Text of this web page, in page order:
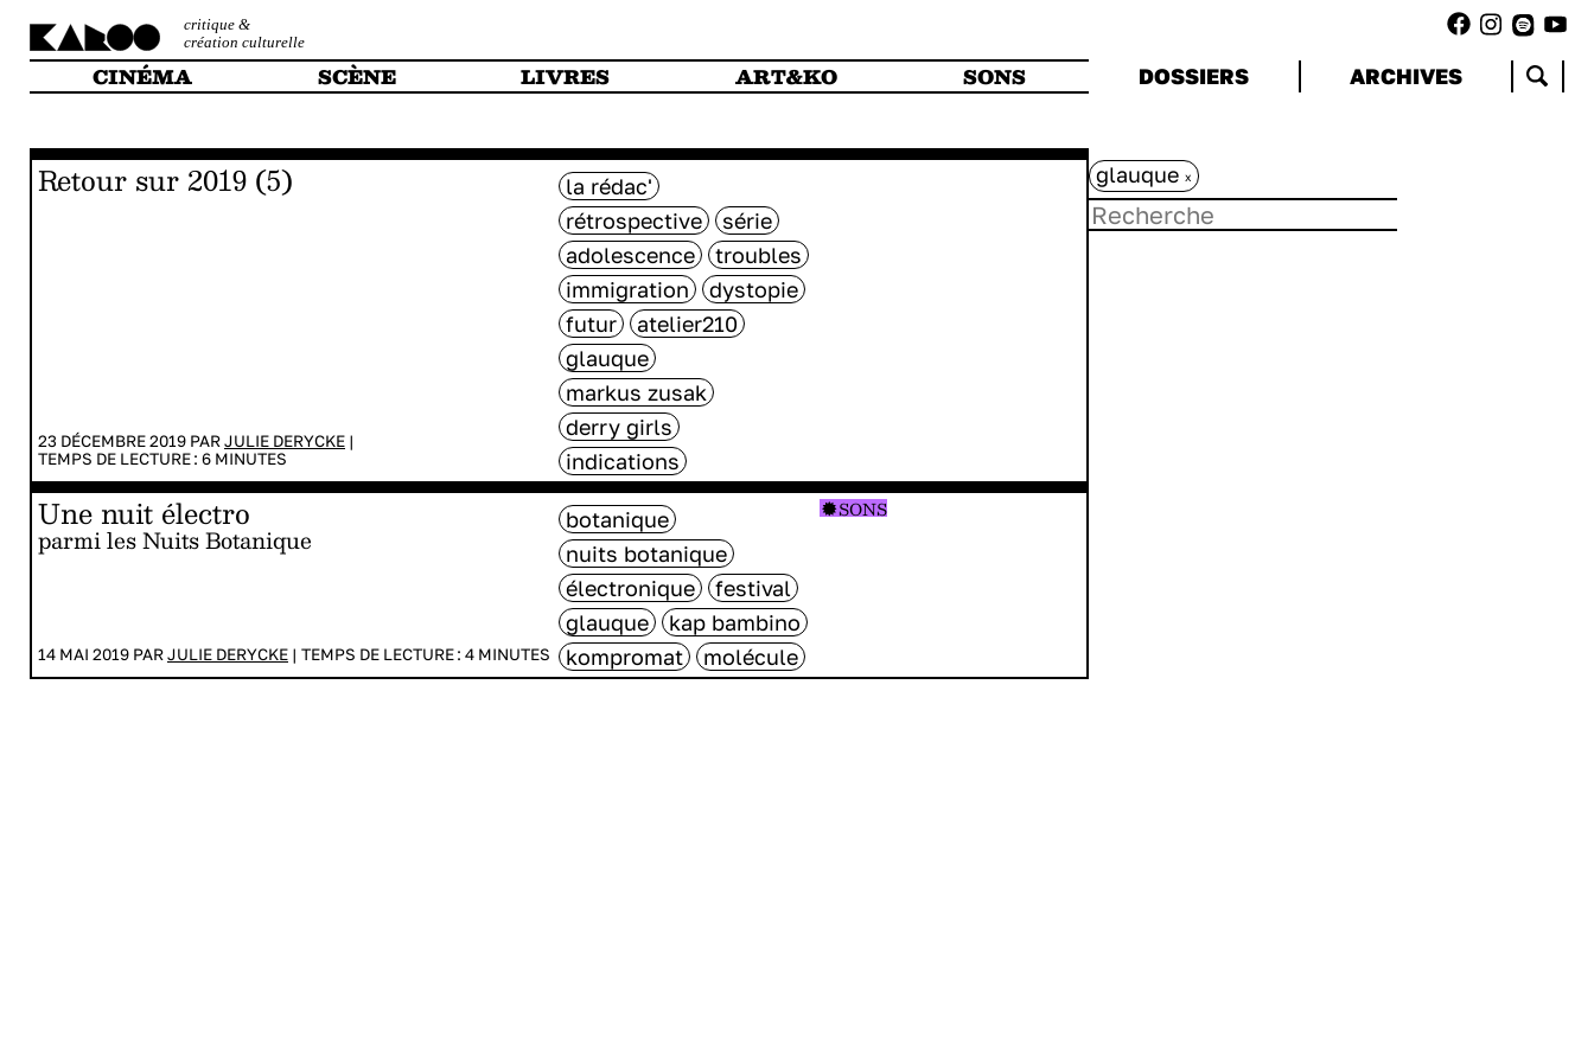
critique &
création culturelle
CINÉMA SCÈNE LIVRES ART&KO SONS DOSSIERS ARCHIVES
Retour sur 2019 (5)
23 DÉCEMBRE 2019 PARJULIE DERYCKE |
TEMPS DE LECTURE : 6 MINUTES
la rédac'
rétrospective
série
adolescence
troubles
immigration
dystopie
futur
atelier210
glauque
markus zusak
derry girls
indications
Une nuit électro
parmi les Nuits Botanique
14 MAI 2019 PARJULIE DERYCKE | TEMPS DE LECTURE : 4 MINUTES
botanique
nuits botanique
électronique
festival
glauque
kap bambino
kompromat
molécule
SONS
glauque x